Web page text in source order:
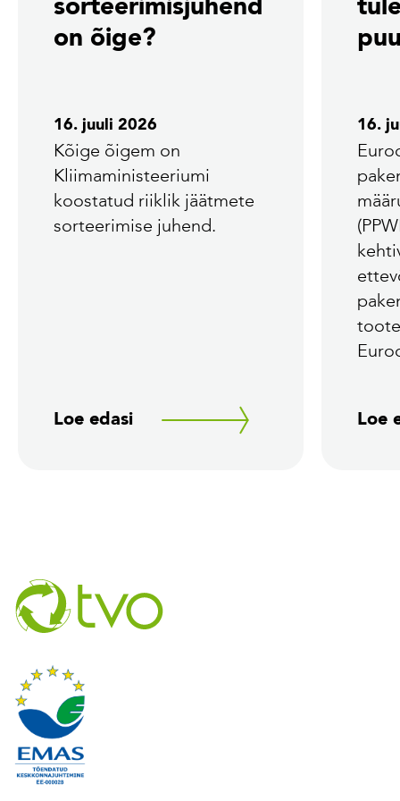
sorteerimisjuhend
on õige?
16. juuli 2026
Kõige õigem on
Kliimaministeeriumi
koostatud riiklik jäätmete
sorteerimise juhend.
Loe edasi
16.
Loe